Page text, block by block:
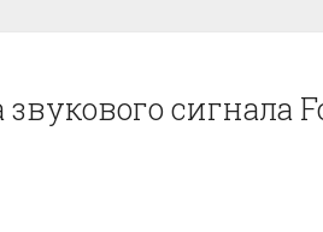
сигнала